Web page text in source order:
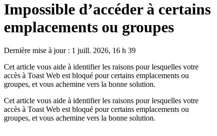
Impossible d’accéder à certains
emplacements ou groupes
Dernière mise à jour : 1 juill. 2026, 16 h 39
Cet article vous aide à identifier les raisons pour lesquelles votre
accès à Toast Web est bloqué pour certains emplacements ou
groupes, et vous achemine vers la bonne solution.
Cet article vous aide à identifier les raisons pour lesquelles votre
accès à Toast Web est bloqué pour certains emplacements ou
groupes, et vous achemine vers la bonne solution.